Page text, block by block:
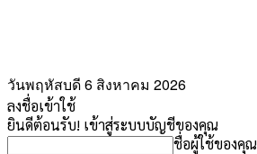
วันพฤหัสบดี 6 สิงหาคม 2026
ลงชื่อเข้าใช้
ยินดีต้อนรับ! เข้าสู่ระบบบัญชีของคุณ
ชื่อผู้ใช้ของคุณ